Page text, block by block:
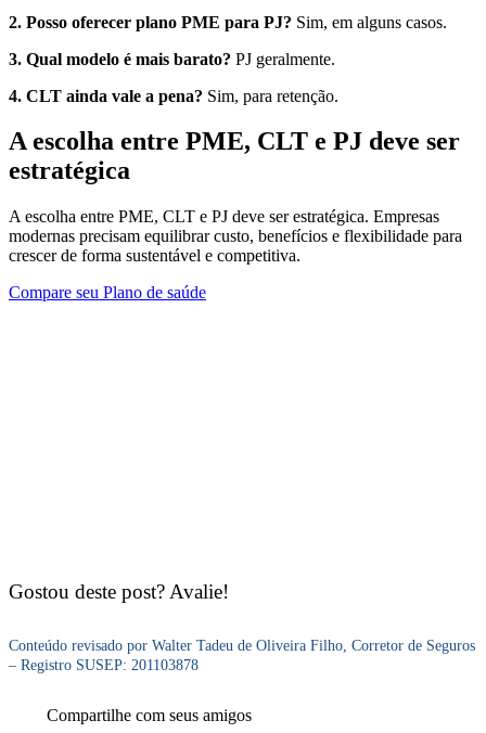
2. Posso oferecer plano PME para PJ? Sim, em alguns casos.
3. Qual modelo é mais barato? PJ geralmente.
4. CLT ainda vale a pena? Sim, para retenção.
A escolha entre PME, CLT e PJ deve ser
estratégica
A escolha entre PME, CLT e PJ deve ser estratégica. Empresas
modernas precisam equilibrar custo, benefícios e flexibilidade para
crescer de forma sustentável e competitiva.
Compare seu Plano de saúde
Gostou deste post? Avalie!
Conteúdo revisado por Walter Tadeu de Oliveira Filho, Corretor de Seguros
– Registro SUSEP: 201103878
Compartilhe com seus amigos